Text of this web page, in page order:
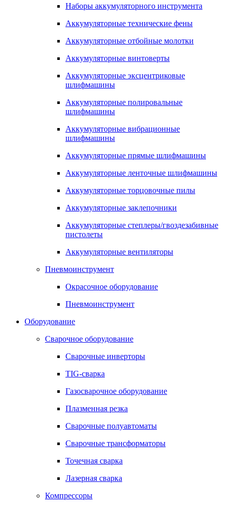
Наборы аккумуляторного инструмента
Аккумуляторные технические фены
Аккумуляторные отбойные молотки
Аккумуляторные винтоверты
Аккумуляторные эксцентриковые
шлифмашины
Аккумуляторные полировальные
шлифмашины
Аккумуляторные вибрационные
шлифмашины
Аккумуляторные прямые шлифмашины
Аккумуляторные ленточные шлифмашины
Аккумуляторные торцовочные пилы
Аккумуляторные заклепочники
Аккумуляторные степлеры/гвоздезабивные
пистолеты
Аккумуляторные вентиляторы
Пневмоинструмент
Окрасочное оборудование
Пневмоинструмент
Оборудование
Сварочное оборудование
Сварочные инверторы
TIG-сварка
Газосварочное оборудование
Плазменная резка
Сварочные полуавтоматы
Сварочные трансформаторы
Точечная сварка
Лазерная сварка
Компрессоры